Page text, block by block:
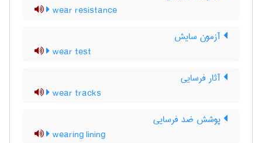
wear resistance
آزمون سایش
wear test
آثار فرسایی
wear tracks
پوشش ضد فرسایی
wearing lining